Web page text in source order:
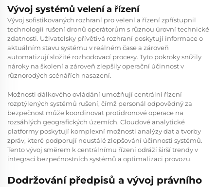
Vývoj systémů velení a řízení
Vývoj sofistikovaných rozhraní pro velení a řízení zpřístupnil
technologii rušení dronů operátorům s různou úrovní technické
zdatnosti. Uživatelsky přívětivá rozhraní poskytují informace o
aktuálním stavu systému v reálném čase a zároveň
automatizují složité rozhodovací procesy. Tyto pokroky snížily
nároky na školení a zároveň zlepšily operační účinnost v
různorodých scénářích nasazení.
Možnosti dálkového ovládání umožňují centrální řízení
rozptýlených systémů rušení, čímž personál odpovědný za
bezpečnost může koordinovat protidronové operace na
rozsáhlých geografických územích. Cloudové analytické
platformy poskytují komplexní možnosti analýzy dat a tvorby
zpráv, které podporují neustálé zlepšování účinnosti systémů.
Tento vývoj směrem k centrálnímu řízení odráží širší trendy v
integraci bezpečnostních systémů a optimalizaci provozu.
Dodržování předpisů a vývoj právního